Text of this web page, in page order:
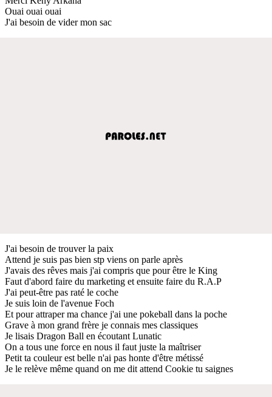
Ouai ouai ouai
J'ai besoin de vider mon sac
J'ai besoin de trouver la paix
Attend je suis pas bien stp viens on parle après
J'avais des rêves mais j'ai compris que pour être le King
Faut d'abord faire du marketing et ensuite faire du R.A.P
J'ai peut-être pas raté le coche
Je suis loin de l'avenue Foch
Et pour attraper ma chance j'ai une pokeball dans la poche
Grave à mon grand frère je connais mes classiques
Je lisais Dragon Ball en écoutant Lunatic
On a tous une force en nous il faut juste la maîtriser
Petit ta couleur est belle n'ai pas honte d'être métissé
Je le relève même quand on me dit attend Cookie tu saignes